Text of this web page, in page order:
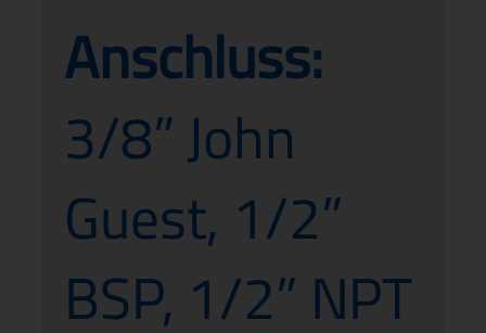
Anschluss:
3/8” John
Guest, 1/2”
BSP, 1/2” NPT